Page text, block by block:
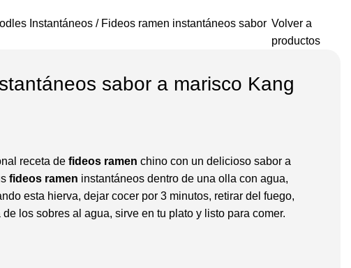
Instantáneos Fideos ramen instantáneos sabor Volver a
productos
sabor a marisco Kang
receta defideos ramen chino con un delicioso sabor a
fideos ramen instantáneos dentro de una olla con agua,
esta hierva, dejar cocer por 3 minutos, retirar del fuego,
los sobres al agua, sirve en tu plato y listo para comer.